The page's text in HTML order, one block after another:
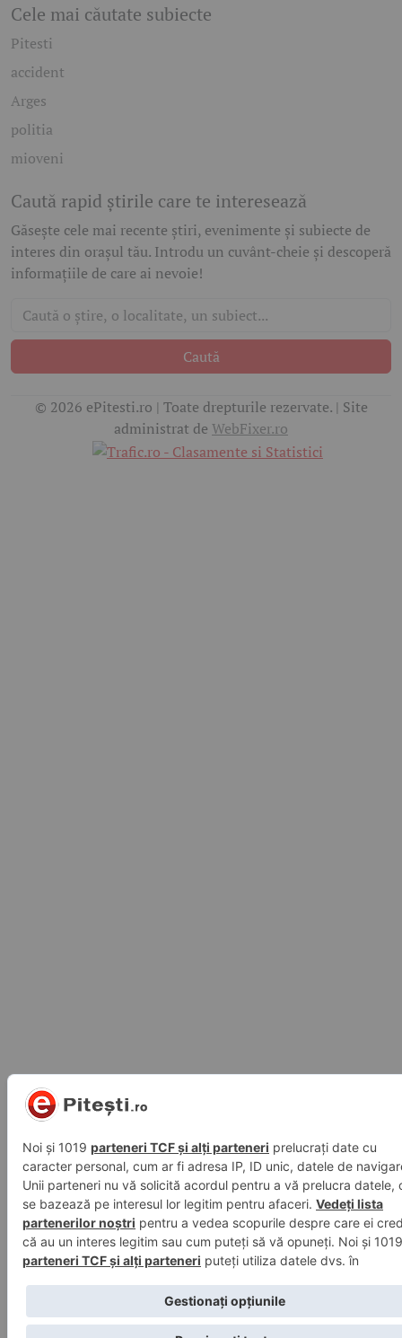
Cele mai căutate subiecte
Pitesti
accident
Arges
politia
mioveni
Caută rapid știrile care te interesează
Găsește cele mai recente știri, evenimente și subiecte de
interes din orașul tău. Introdu un cuvânt-cheie și descoperă
informațiile de care ai nevoie!
Caută
© 2026 ePitesti.ro | Toate drepturile rezervate. | Site
administrat de WebFixer.ro